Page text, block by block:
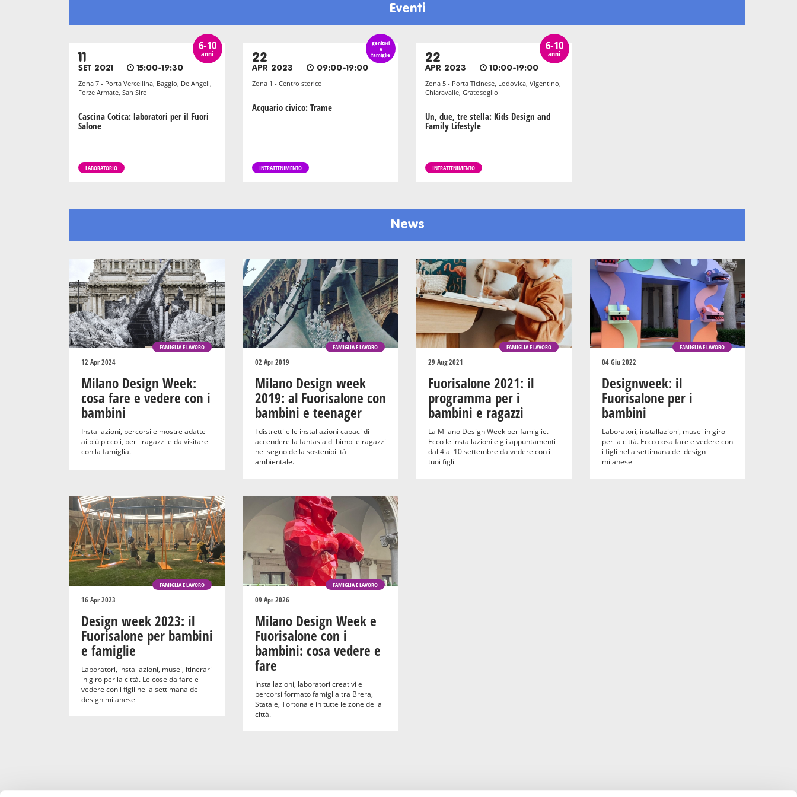
Eventi
6-10
anni
11
SET 2021 15:00-19:30
Zona 7 - Porta Vercellina, Baggio, De Angeli,
Forze Armate, San Siro
Cascina Cotica: laboratori per il Fuori
Salone
LABORATORIO
genitori
e
famiglie
22
APR 2023 09:00-19:00
Zona 1 - Centro storico
Acquario civico: Trame
INTRATTENIMENTO
6-10
anni
22
APR 2023 10:00-19:00
Zona 5 - Porta Ticinese, Lodovica, Vigentino,
Chiaravalle, Gratosoglio
Un, due, tre stella: Kids Design and
Family Lifestyle
INTRATTENIMENTO
News
FAMIGLIA E LAVORO
12 Apr 2024
Milano Design Week:
cosa fare e vedere con i
bambini
Installazioni, percorsi e mostre adatte
ai più piccoli, per i ragazzi e da visitare
con la famiglia.
FAMIGLIA E LAVORO
02 Apr 2019
Milano Design week
2019: al Fuorisalone con
bambini e teenager
I distretti e le installazioni capaci di
accendere la fantasia di bimbi e ragazzi
nel segno della sostenibilità
ambientale.
FAMIGLIA E LAVORO
29 Aug 2021
Fuorisalone 2021: il
programma per i
bambini e ragazzi
La Milano Design Week per famiglie.
Ecco le installazioni e gli appuntamenti
dal 4 al 10 settembre da vedere con i
tuoi figli
FAMIGLIA E LAVORO
04 Giu 2022
Designweek: il
Fuorisalone per i
bambini
Laboratori, installazioni, musei in giro
per la città. Ecco cosa fare e vedere con
i figli nella settimana del design
milanese
FAMIGLIA E LAVORO
16 Apr 2023
Design week 2023: il
Fuorisalone per bambini
e famiglie
Laboratori, installazioni, musei, itinerari
in giro per la città. Le cose da fare e
vedere con i figli nella settimana del
design milanese
FAMIGLIA E LAVORO
09 Apr 2026
Milano Design Week e
Fuorisalone con i
bambini: cosa vedere e
fare
Installazioni, laboratori creativi e
percorsi formato famiglia tra Brera,
Statale, Tortona e in tutte le zone della
città.